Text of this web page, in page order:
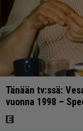
Tänään tv:ssä:
vuonna 1998 –